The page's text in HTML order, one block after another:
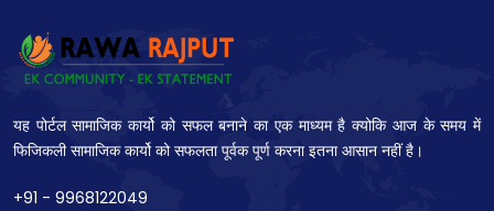
यह पोर्टल सामाजिक कार्यो को सफल बनाने का एक माध्यम है क्योकि आज के समय में
फिजिकली सामाजिक कार्यो को सफलता पूर्वक पूर्ण करना इतना आसान नहीं है।
+91 - 9968122049